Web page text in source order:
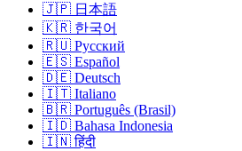
🇯🇵 日本語
🇰🇷 한국어
🇷🇺 Русский
🇪🇸 Español
🇩🇪 Deutsch
🇮🇹 Italiano
🇧🇷 Português (Brasil)
🇮🇩 Bahasa Indonesia
🇮🇳 हिंदी